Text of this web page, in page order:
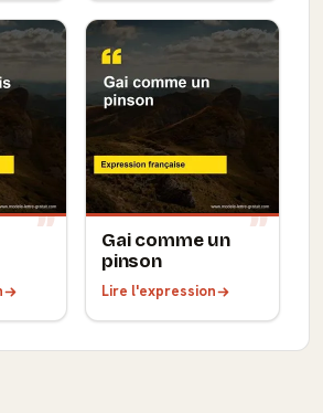
Gai comme un
pinson
Lire l'expression